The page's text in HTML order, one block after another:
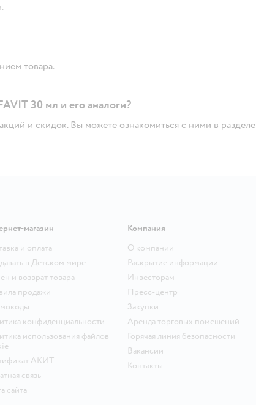
товара.
30 мл и его аналоги?
и скидок. Вы можете ознакомиться с ними в разделе
магазин
и оплата
в Детском мире
и возврат товара
продажи
конфиденциальности
использования файлов
АКИТ
связь
сайта
Компания
О компании
Раскрытие информации
Инвесторам
Пресс-центр
Закупки
Аренда торговых помещений
Горячая линия безопасности
Вакансии
Контакты